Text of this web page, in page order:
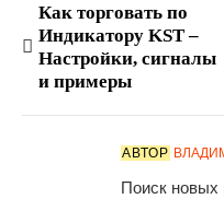
Как торговать по
Индикатору KST –
Настройки, сигналы
и примеры
АВТОР
Поиск новых